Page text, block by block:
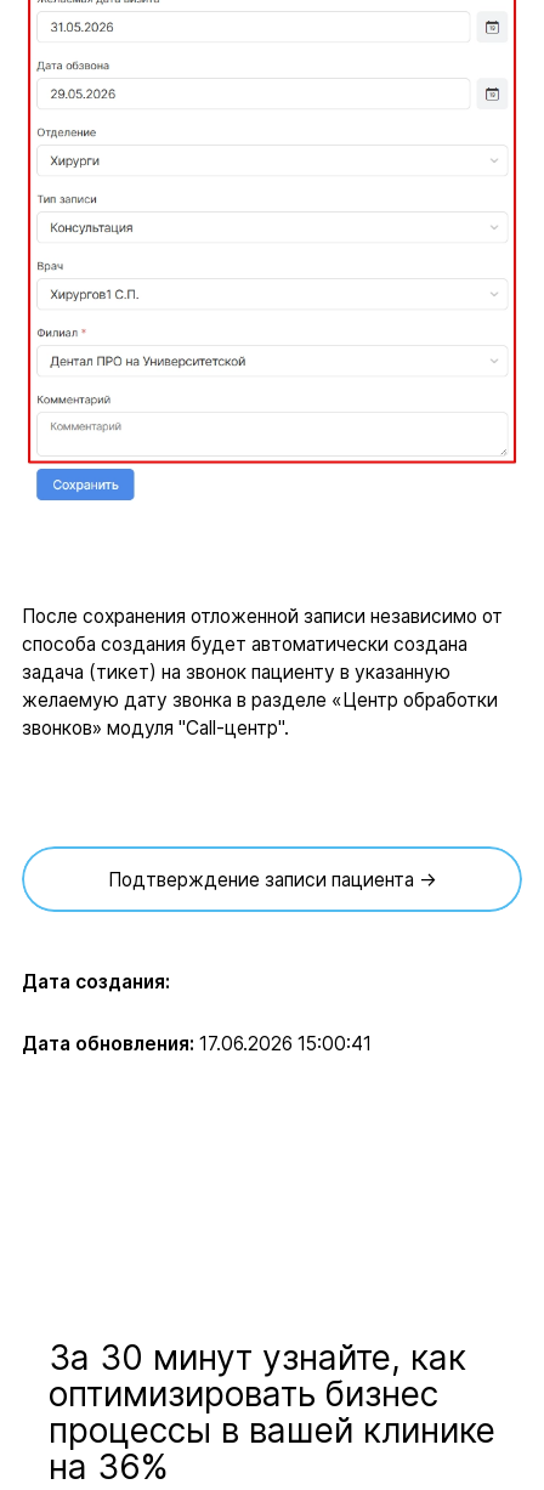
После сохранения отложенной записи независимо от
способа создания будет автоматически создана
задача (тикет) на звонок пациенту в указанную
желаемую дату звонка в разделе «Центр обработки
звонков» модуля "Call-центр".
Подтверждение записи пациента →
Дата создания:
Дата обновления: 17.06.2026 15:00:41
За 30 минут узнайте, как
оптимизировать бизнес
процессы в вашей клинике
на 36%